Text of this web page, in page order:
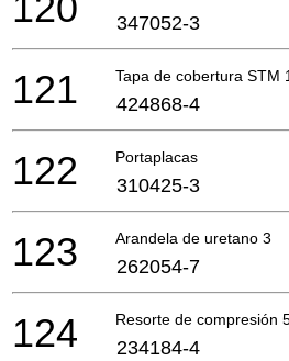
347052-3
Tapa de cobertura STM
121 424868-4
Portaplacas
122 310425-3
Arandela de uretano 3
123 262054-7
Resorte de compresión
124 234184-4